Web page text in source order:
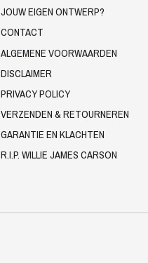
JOUW EIGEN ONTWERP?
CONTACT
ALGEMENE VOORWAARDEN
DISCLAIMER
PRIVACY POLICY
VERZENDEN & RETOURNEREN
GARANTIE EN KLACHTEN
R.I.P. WILLIE JAMES CARSON